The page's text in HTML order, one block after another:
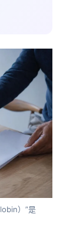
）”是